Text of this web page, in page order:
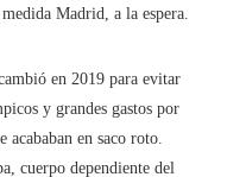
Madrid, a la espera.
en 2019 para evitar
y grandes gastos por
en saco roto.
cuerpo dependiente del